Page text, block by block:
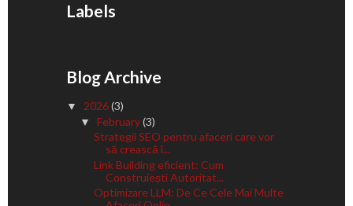
Labels
Blog Archive
▼ 2026(3)
▼ February(3)
Strategii SEO pentru afaceri care vor
să crească î...
Link Building eficient: Cum
Construiești Autoritat...
Optimizare LLM: De Ce Cele Mai Multe